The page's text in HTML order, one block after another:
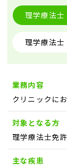
理学療法士
理学療法士
業務内容
クリニックに
対象となる方
理学療法士免
主な疾患